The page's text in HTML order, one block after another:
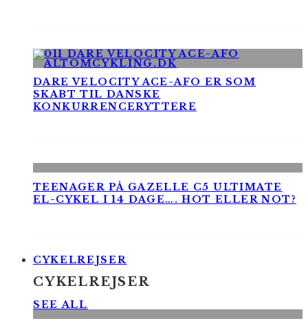
DARE VELOCITY ACE-AFO ER SOM
SKABT TIL DANSKE
KONKURRENCERYTTERE
TEENAGER PÅ GAZELLE C5 ULTIMATE
EL-CYKEL I 14 DAGE…. HOT ELLER NOT?
CYKELREJSER
CYKELREJSER
SEE ALL